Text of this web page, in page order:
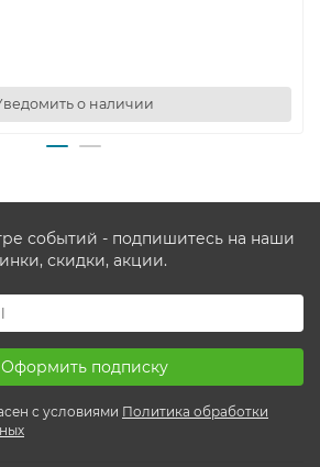
о наличии
событий - подпишитесь на наши
скидки, акции.
Оформить подписку
с условиями Политика обработки